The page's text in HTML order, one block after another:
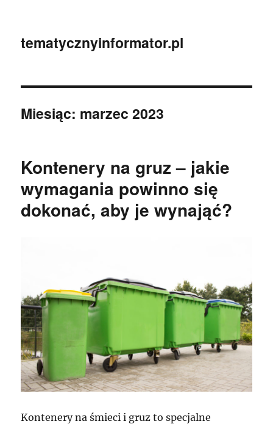
tematycznyinformator.pl
Miesiąc: marzec 2023
Kontenery na gruz – jakie
wymagania powinno się
dokonać, aby je wynająć?
Kontenery na śmieci i gruz to specjalne